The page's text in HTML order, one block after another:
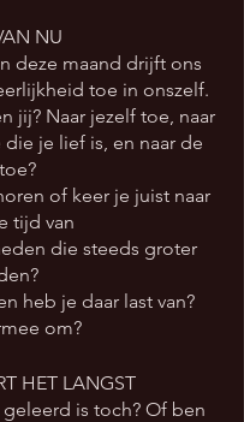
NU
deze maand drijft ons
toe in onszelf.
jij? Naar jezelf toe, naar
je lief is, en naar de
of keer je juist naar
tijd van
die steeds groter
heb je daar last van?
om?
HET LANGST
geleerd is toch? Of ben